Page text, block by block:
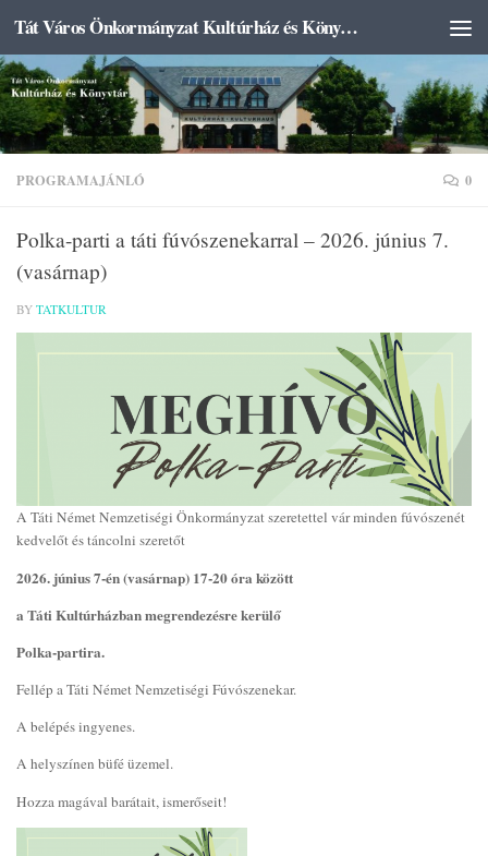
Skip to content Tát Város Önkormányzat Kultúrház és Könyvtár
PROGRAMAJÁNLÓ 0
Polka-parti a táti fúvószenekarral – 2026. június 7.
(vasárnap)
BY TATKULTUR
A Táti Német Nemzetiségi Önkormányzat szeretettel vár minden fúvószenét
kedvelőt és táncolni szeretőt
2026. június 7-én (vasárnap) 17-20 óra között
a Táti Kultúrházban megrendezésre kerülő
Polka-partira.
Fellép a Táti Német Nemzetiségi Fúvószenekar.
A belépés ingyenes.
A helyszínen büfé üzemel.
Hozza magával barátait, ismerőseit!